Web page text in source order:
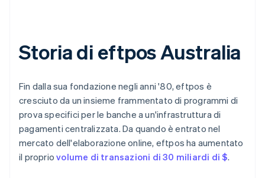
Storia di eftpos Australia
Fin dalla sua fondazione negli anni '80, eftpos è
cresciuto da un insieme frammentato di programmi di
prova specifici per le banche a un'infrastruttura di
pagamenti centralizzata. Da quando è entrato nel
mercato dell'elaborazione online, eftpos ha aumentato
il propriovolume di transazioni di 30 miliardi di $.